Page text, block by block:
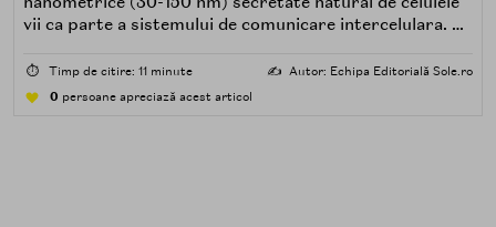
vii ca parte a sistemului de comunicare intercelulara. Ei
microARN (miRNA), proteine de semnalizare, factori de
crestere si lipide bioactive. In esenta, exosomii sunt
⏱️ Timp de citire: 11 minute ✍️ Autor: Echipa Editorială Sole.ro
0 persoane apreciază acest articol